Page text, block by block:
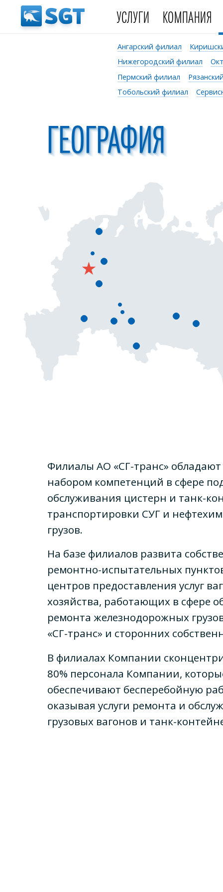
УСЛУГИ КОМПАНИЯ
Ангарский филиал
Нижегородский филиал
Пермский филиал
Тобольский филиал
ГЕОГРАФИЯ
Филиалы АО «СГ-транс»
набором компетенций в сфере
обслуживания цистерн и танк-
транспортировки СУГ и
грузов.
На базе филиалов развита
ремонтно-испытательных
центров предоставления услуг
хозяйства, работающих в сфере
ремонта железнодорожных
«СГ-транс» и сторонних
В филиалах Компании
80% персонала Компании,
обеспечивают бесперебойную
оказывая услуги ремонта и
грузовых вагонов и танк-